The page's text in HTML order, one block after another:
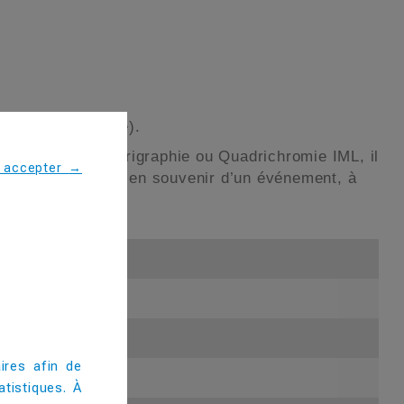
ou sans paille).
en Sérigraphie ou Quadrichromie IML, il
aux enfants en souvenir d’un événement, à
accepter →
afin de
À